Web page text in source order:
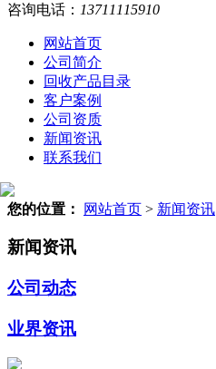
咨询电话： 13711115910
网站首页
公司简介
回收产品目录
客户案例
公司资质
新闻资讯
联系我们
您的位置： 网站首页 > 新闻资讯
新闻资讯
公司动态
业界资讯